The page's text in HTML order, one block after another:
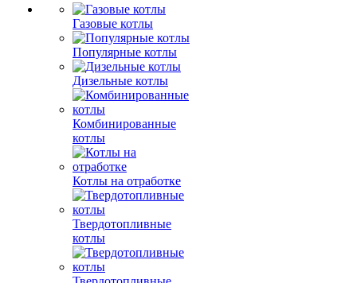
Газовые котлы
Популярные котлы
Дизельные котлы
Комбинированные
котлы
Котлы на отработке
Твердотопливные
котлы